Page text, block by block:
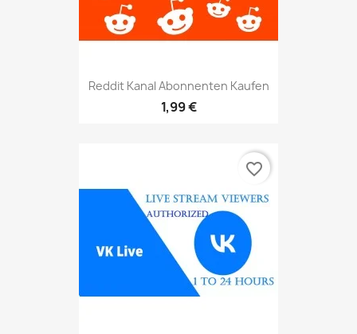
Reddit Kanal Abonnenten Kaufen
1,99 €
favorite_border